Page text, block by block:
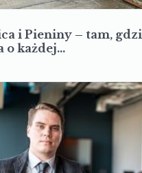
i Pieniny – tam,
o każdej…